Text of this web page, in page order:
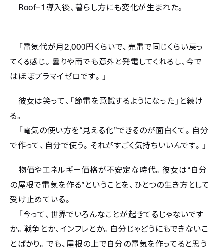
Roof–1導入後、暮らし方にも変化が生まれた。
「電気代が月2,000円くらいで、売電で同じくらい戻っ
てくる感じ。曇りや雨でも意外と発電してくれるし、今で
はほぼプラマイゼロです。」
彼女は笑って、「節電を意識するようになった」と続け
る。
「電気の使い方を“見える化”できるのが面白くて。自分
で作って、自分で使う。それがすごく気持ちいいんです。」
物価やエネルギー価格が不安定な時代。彼女は“自分
の屋根で電気を作る”ということを、ひとつの生き方として
受け止めている。
「今って、世界でいろんなことが起きてるじゃないです
か。戦争とか、インフレとか。自分じゃどうにもできないこ
とばかり。でも、屋根の上で自分の電気を作ってると思う